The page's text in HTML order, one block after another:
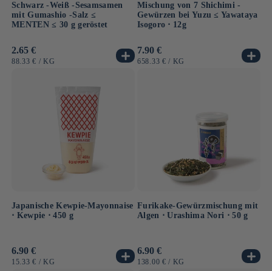
Schwarz -Weiß -Sesamsamen
mit Gumashio -Salz ≤
MENTEN ≤ 30 g geröstet
Normaler
Preis
2.65 €
GRUNDPREIS
88.33 € / PRO
KG
Mischung von 7 Shichimi -
Gewürzen bei Yuzu ≤ Yawataya
Isogoro ⋅ 12g
Normaler
Preis
7.90 €
GRUNDPREIS
658.33 € / PRO
KG
Japanische Kewpie-Mayonnaise
⋅ Kewpie ⋅ 450 g
Normaler
Preis
6.90 €
GRUNDPREIS
15.33 € / PRO
KG
Furikake-Gewürzmischung mit
Algen ⋅ Urashima Nori ⋅ 50 g
Normaler
Preis
6.90 €
GRUNDPREIS
138.00 € / PRO
KG